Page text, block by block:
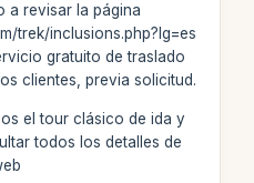
a revisar la página
trek/inclusions.php?lg=es
gratuito de traslado
clientes, previa solicitud.
el tour clásico de ida y
todos los detalles de